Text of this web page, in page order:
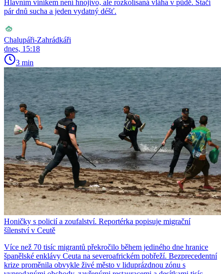
Hlavním viníkem není hnojivo, ale rozkolísaná vláha v půdě. Stačí
pár dnů sucha a jeden vydatný déšť.
Chalupáři-Zahrádkáři
dnes, 15:18
3 min
Honičky s policií a zoufalství. Reportérka popisuje migrační
šílenství v Ceutě
Více než 70 tisíc migrantů překročilo během jediného dne hranice
španělské enklávy Ceuta na severoafrickém pobřeží. Bezprecedentní
krize proměnila obvykle živé město v liduprázdnou zónu s